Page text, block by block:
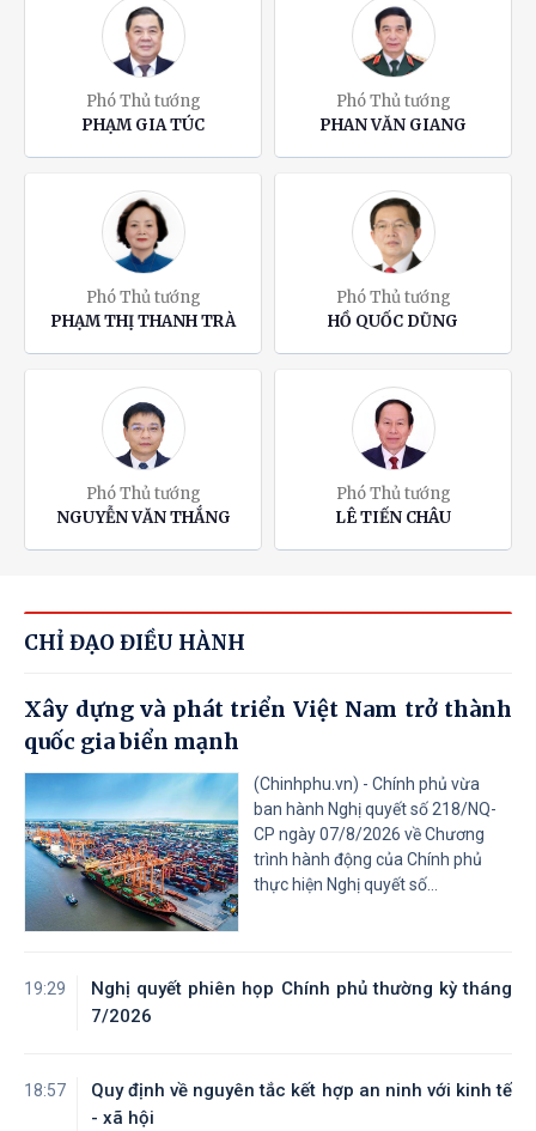
Phó Thủ tướng
PHẠM GIA TÚC
Phó Thủ tướng
PHAN VĂN GIANG
Phó Thủ tướng
PHẠM THỊ THANH TRÀ
Phó Thủ tướng
HỒ QUỐC DŨNG
Phó Thủ tướng
NGUYỄN VĂN THẮNG
Phó Thủ tướng
LÊ TIẾN CHÂU
CHỈ ĐẠO ĐIỀU HÀNH
Xây dựng và phát triển Việt Nam trở thành
quốc gia biển mạnh
(Chinhphu.vn) - Chính phủ vừa
ban hành Nghị quyết số 218/NQ-
CP ngày 07/8/2026 về Chương
trình hành động của Chính phủ
thực hiện Nghị quyết số...
19:29
Nghị quyết phiên họp Chính phủ thường kỳ tháng
7/2026
18:57
Quy định về nguyên tắc kết hợp an ninh với kinh tế
- xã hội